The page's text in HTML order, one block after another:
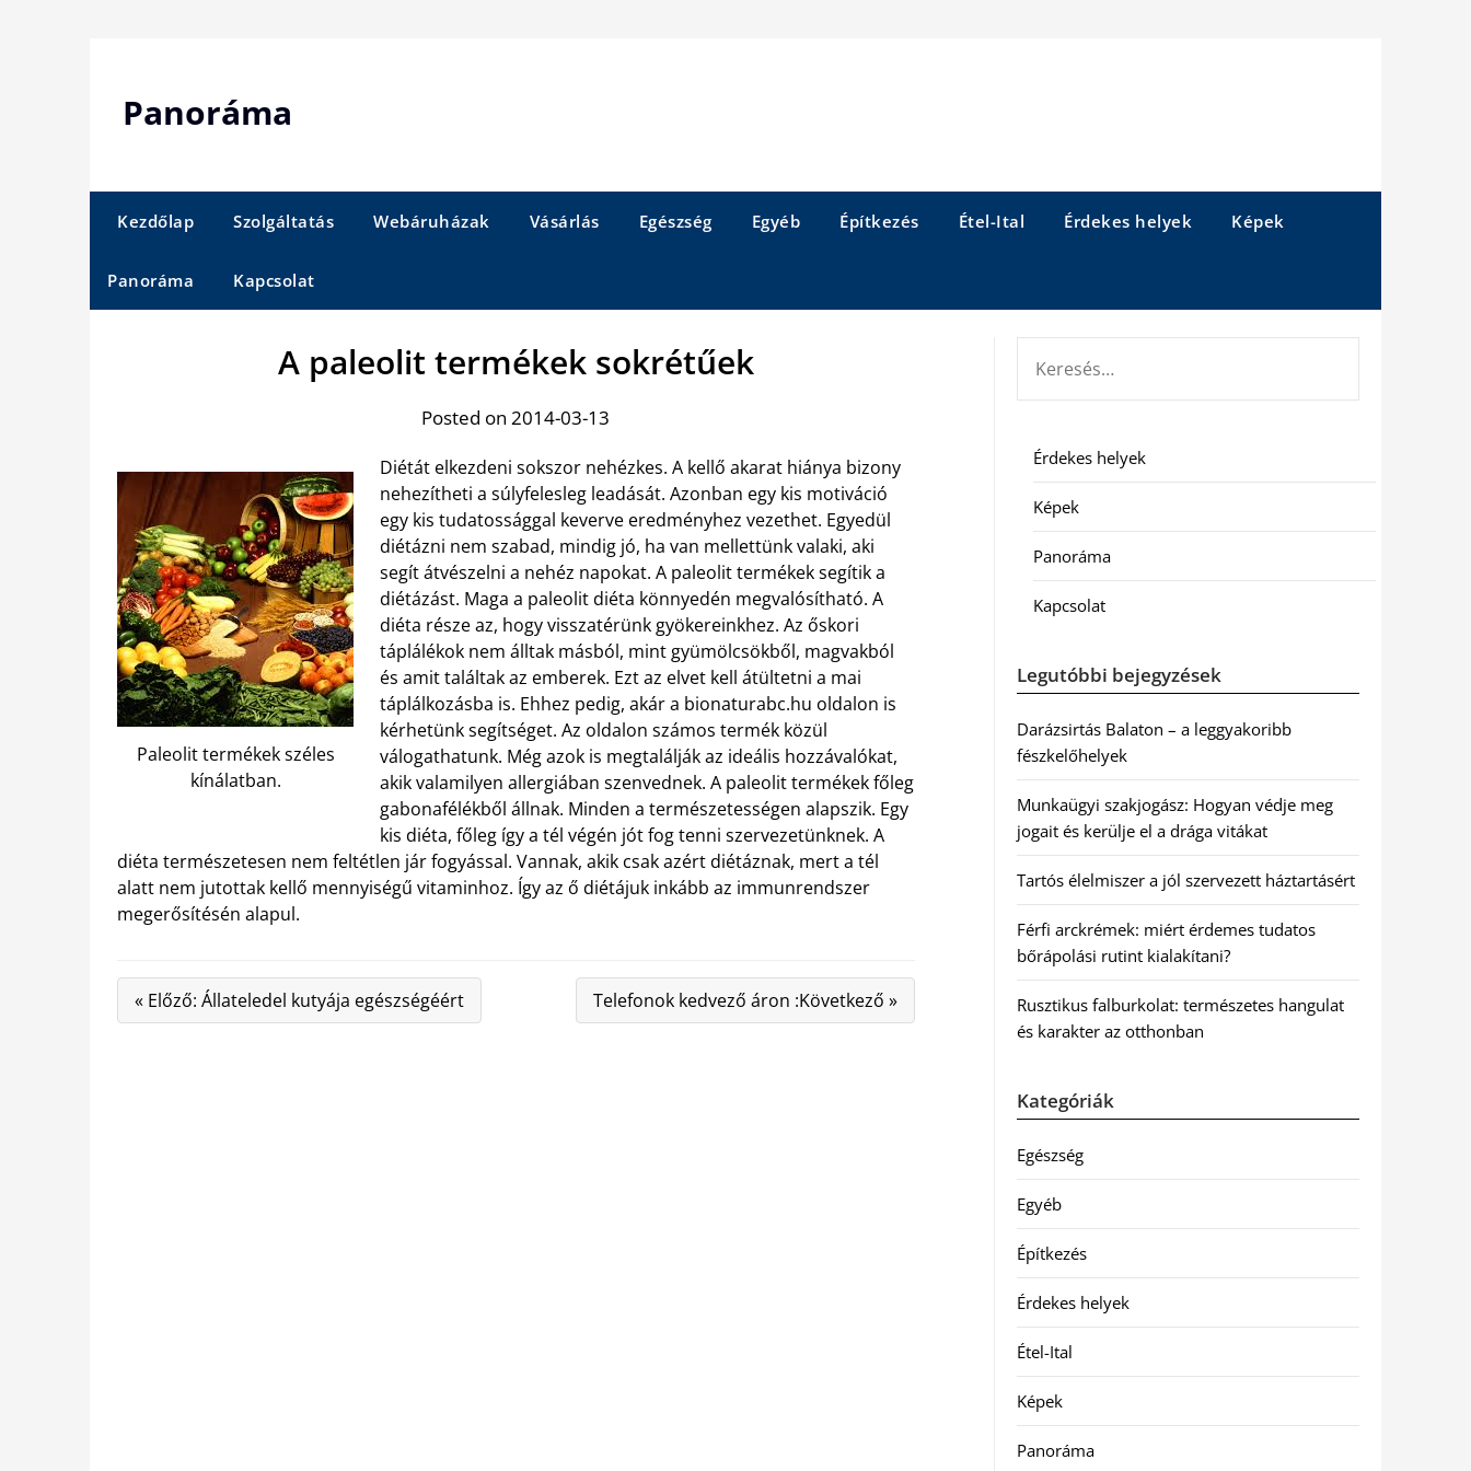
Panoráma
Kezdőlap Szolgáltatás Webáruházak Vásárlás Egészség Egyéb Építkezés Étel-Ital Érdekes helyek Képek
Panoráma Kapcsolat
A paleolit termékek sokrétűek
Posted on 2014-03-13
Paleolit termékek széles
kínálatban.
Diétát elkezdeni sokszor nehézkes. A kellő akarat hiánya bizony
nehezítheti a súlyfelesleg leadását. Azonban egy kis motiváció
egy kis tudatossággal keverve eredményhez vezethet. Egyedül
diétázni nem szabad, mindig jó, ha van mellettünk valaki, aki
segít átvészelni a nehéz napokat. A paleolit termékek segítik a
diétázást. Maga a paleolit diéta könnyedén megvalósítható. A
diéta része az, hogy visszatérünk gyökereinkhez. Az őskori
táplálékok nem álltak másból, mint gyümölcsökből, magvakból
és amit találtak az emberek. Ezt az elvet kell átültetni a mai
táplálkozásba is. Ehhez pedig, akár a bionaturabc.hu oldalon is
kérhetünk segítséget. Az oldalon számos termék közül
válogathatunk. Még azok is megtalálják az ideális hozzávalókat,
akik valamilyen allergiában szenvednek. A paleolit termékek főleg
gabonafélékből állnak. Minden a természetességen alapszik. Egy
kis diéta, főleg így a tél végén jót fog tenni szervezetünknek. A
diéta természetesen nem feltétlen jár fogyással. Vannak, akik csak azért diétáznak, mert a tél
alatt nem jutottak kellő mennyiségű vitaminhoz. Így az ő diétájuk inkább az immunrendszer
megerősítésén alapul.
« Előző: Állateledel kutyája egészségéért Telefonok kedvező áron :Következő »
Érdekes helyek
Képek
Panoráma
Kapcsolat
Legutóbbi bejegyzések
Darázsirtás Balaton – a leggyakoribb
fészkelőhelyek
Munkaügyi szakjogász: Hogyan védje meg
jogait és kerülje el a drága vitákat
Tartós élelmiszer a jól szervezett háztartásért
Férfi arckrémek: miért érdemes tudatos
bőrápolási rutint kialakítani?
Rusztikus falburkolat: természetes hangulat
és karakter az otthonban
Kategóriák
Egészség
Egyéb
Építkezés
Érdekes helyek
Étel-Ital
Képek
Panoráma